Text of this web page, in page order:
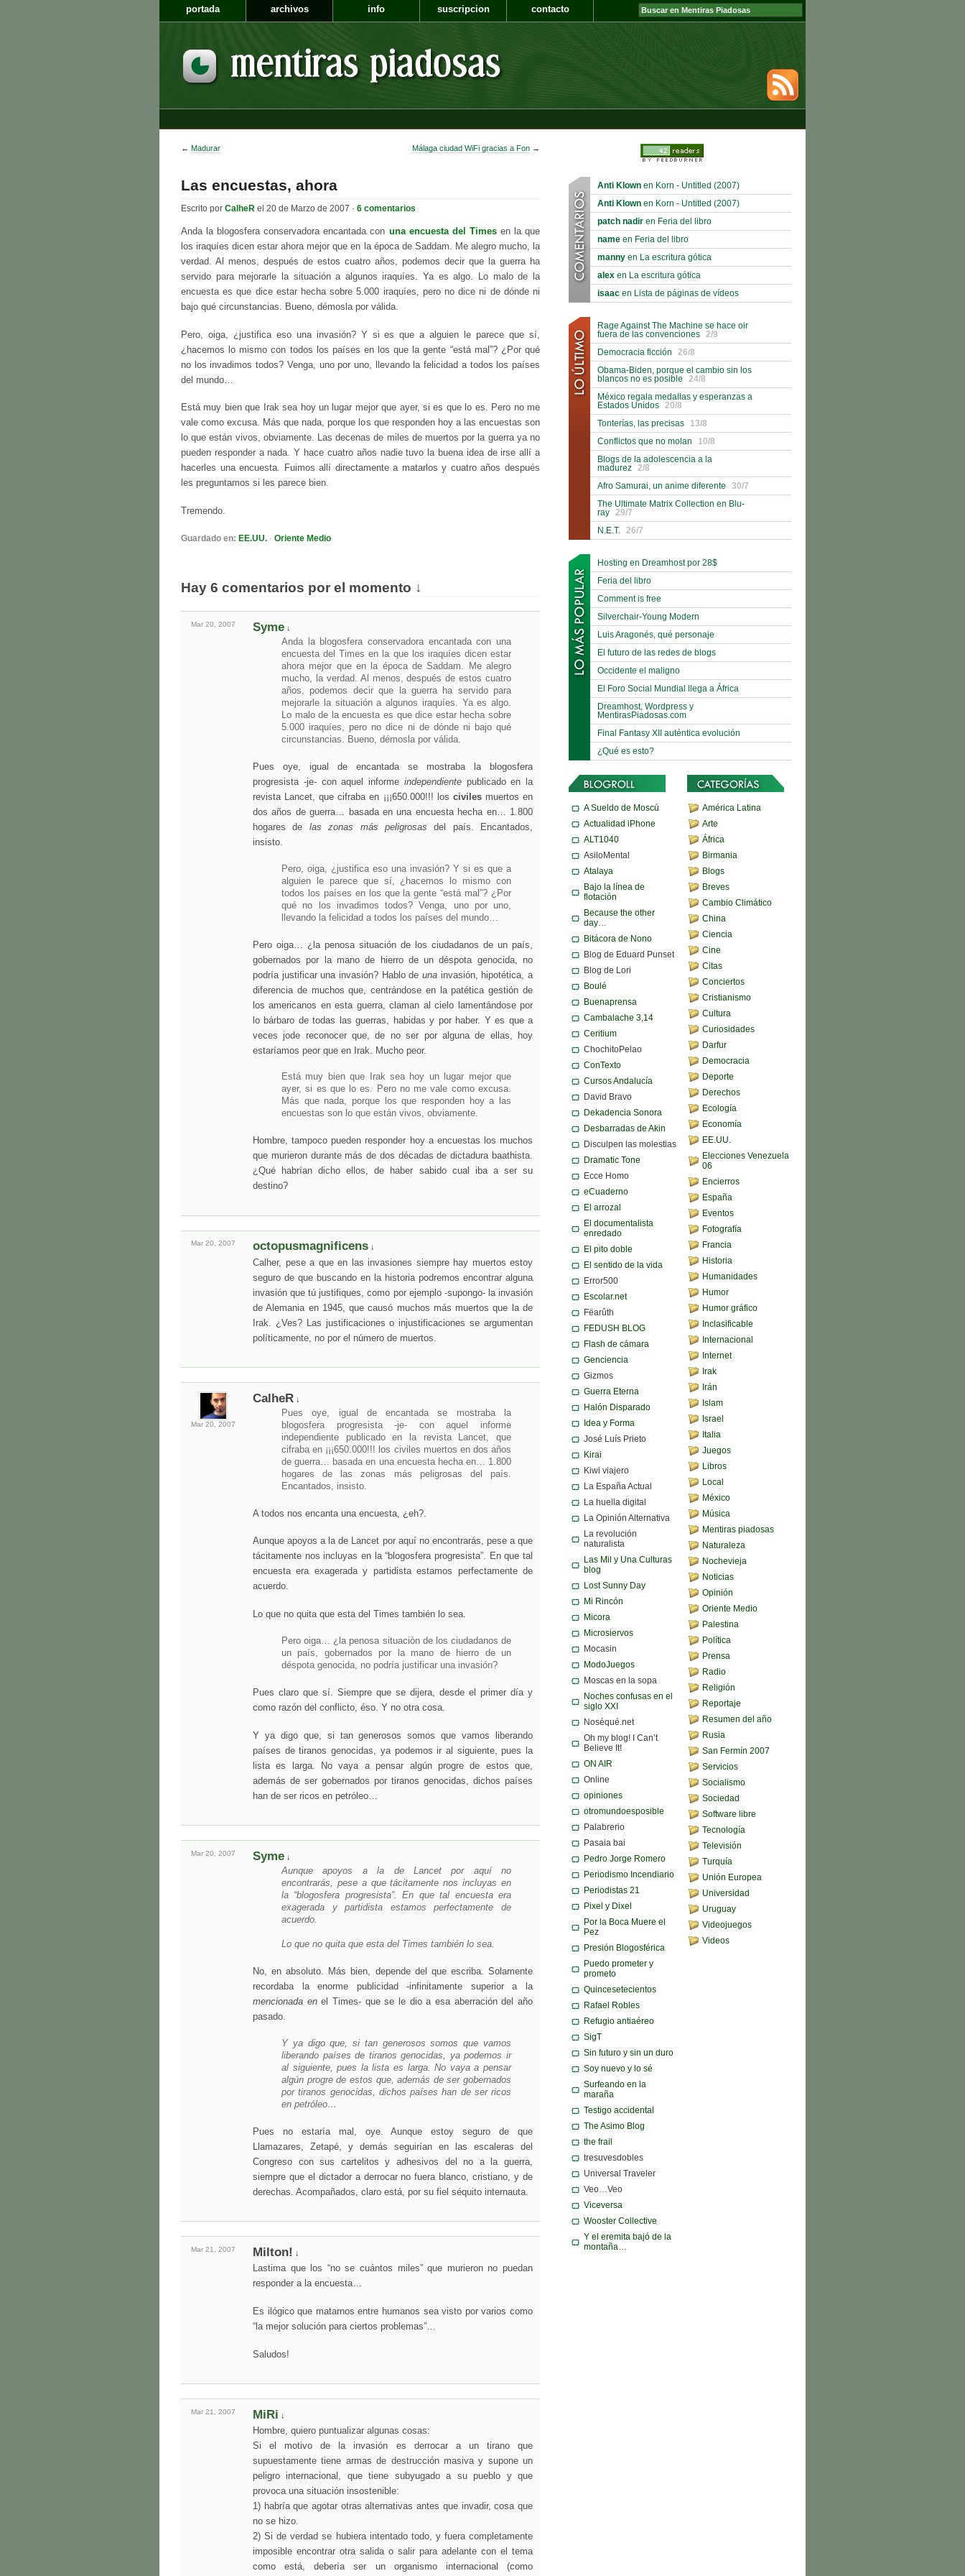
portada archivos info suscripcion contacto
← Madurar Málaga ciudad WiFi gracias a Fon →
Las encuestas, ahora
Escrito por CalheR el 20 de Marzo de 2007 · 6 comentarios
Anda la blogosfera conservadora encantada con una encuesta del Timesen la que
los iraquíes dicen estar ahora mejor que en la época de Saddam. Me alegro mucho, la
verdad. Al menos, después de estos cuatro años, podemos decir que la guerra ha
servido para mejorarle la situación a algunos iraquíes. Ya es algo. Lo malo de la
encuesta es que dice estar hecha sobre 5.000 iraquíes, pero no dice ni de dónde ni
bajo qué circunstancias. Bueno, démosla por válida.
Pero, oiga, ¿justifica eso una invasión? Y si es que a alguien le parece que sí,
¿hacemos lo mismo con todos los países en los que la gente “está mal”? ¿Por qué
no los invadimos todos? Venga, uno por uno, llevando la felicidad a todos los países
del mundo…
Está muy bien que Irak sea hoy un lugar mejor que ayer, si es que lo es. Pero no me
vale como excusa. Más que nada, porque los que responden hoy a las encuestas son
lo que están vivos, obviamente. Las decenas de miles de muertos por la guerra ya no
pueden responder a nada. Y hace cuatro años nadie tuvo la buena idea de irse allí a
hacerles una encuesta. Fuimos allí directamente a matarlos y cuatro años después
les preguntamos si les parece bien.
Tremendo.
Guardado en: EE.UU. · Oriente Medio
Hay 6 comentarios por el momento ↓
Mar 20, 2007 Syme ↓
Anda la blogosfera conservadora encantada con una
encuesta del Times en la que los iraquíes dicen estar
ahora mejor que en la época de Saddam. Me alegro
mucho, la verdad. Al menos, después de estos cuatro
años, podemos decir que la guerra ha servido para
mejorarle la situación a algunos iraquíes. Ya es algo.
Lo malo de la encuesta es que dice estar hecha sobre
5.000 iraquíes, pero no dice ni de dónde ni bajo qué
circunstancias. Bueno, démosla por válida.
Pues oye, igual de encantada se mostraba la blogosfera
progresista -je- con aquel informe independientepublicado en la
revista Lancet, que cifraba en ¡¡¡650.000!!! los civilesmuertos en
dos años de guerra… basada en una encuesta hecha en… 1.800
hogares de las zonas más peligrosas del país. Encantados,
insisto.
Pero, oiga, ¿justifica eso una invasión? Y si es que a
alguien le parece que sí, ¿hacemos lo mismo con
todos los países en los que la gente “está mal”? ¿Por
qué no los invadimos todos? Venga, uno por uno,
llevando la felicidad a todos los países del mundo…
Pero oiga… ¿la penosa situación de los ciudadanos de un país,
gobernados por la mano de hierro de un déspota genocida, no
podría justificar una invasión? Hablo de una invasión, hipotética, a
diferencia de muchos que, centrándose en la patética gestión de
los americanos en esta guerra, claman al cielo lamentándose por
lo bárbaro de todas las guerras, habidas y por haber. Y es que a
veces jode reconocer que, de no ser por alguna de ellas, hoy
estaríamos peor que en Irak. Mucho peor.
Está muy bien que Irak sea hoy un lugar mejor que
ayer, si es que lo es. Pero no me vale como excusa.
Más que nada, porque los que responden hoy a las
encuestas son lo que están vivos, obviamente.
Hombre, tampoco pueden responder hoy a encuestas los muchos
que murieron durante más de dos décadas de dictadura baathista.
¿Qué habrían dicho ellos, de haber sabido cual iba a ser su
destino?
Mar 20, 2007 octopusmagnificens ↓
Calher, pese a que en las invasiones siempre hay muertos estoy
seguro de que buscando en la historia podremos encontrar alguna
invasión que tú justifiques, como por ejemplo -supongo- la invasión
de Alemania en 1945, que causó muchos más muertos que la de
Irak. ¿Ves? Las justificaciones o injustificaciones se argumentan
políticamente, no por el número de muertos.
Mar 20, 2007
CalheR ↓
Pues oye, igual de encantada se mostraba la
blogosfera progresista -je- con aquel informe
independiente publicado en la revista Lancet, que
cifraba en ¡¡¡650.000!!! los civiles muertos en dos años
de guerra… basada en una encuesta hecha en… 1.800
hogares de las zonas más peligrosas del país.
Encantados, insisto.
A todos nos encanta una encuesta, ¿eh?.
Aunque apoyos a la de Lancet por aquí no encontrarás, pese a que
tácitamente nos incluyas en la “blogosfera progresista”. En que tal
encuesta era exagerada y partidista estamos perfectamente de
acuerdo.
Lo que no quita que esta del Times también lo sea.
Pero oiga… ¿la penosa situación de los ciudadanos de
un país, gobernados por la mano de hierro de un
déspota genocida, no podría justificar una invasión?
Pues claro que sí. Siempre que se dijera, desde el primer día y
como razón del conflicto, éso. Y no otra cosa.
Y ya digo que, si tan generosos somos que vamos liberando
países de tiranos genocidas, ya podemos ir al siguiente, pues la
lista es larga. No vaya a pensar algún progre de estos que,
además de ser gobernados por tiranos genocidas, dichos países
han de ser ricos en petróleo…
Mar 20, 2007 Syme ↓
Aunque apoyos a la de Lancet por aquí no
encontrarás, pese a que tácitamente nos incluyas en
la “blogosfera progresista”. En que tal encuesta era
exagerada y partidista estamos perfectamente de
acuerdo.
Lo que no quita que esta del Times también lo sea.
No, en absoluto. Más bien, depende del que escriba. Solamente
recordaba la enorme publicidad -infinitamente superior a la
mencionada enel Times- que se le dio a esa aberración del año
pasado.
Y ya digo que, si tan generosos somos que vamos
liberando países de tiranos genocidas, ya podemos ir
al siguiente, pues la lista es larga. No vaya a pensar
algún progre de estos que, además de ser gobernados
por tiranos genocidas, dichos países han de ser ricos
en petróleo…
Pues no estaría mal, oye. Aunque estoy seguro de que
Llamazares, Zetapé, y demás seguirían en las escaleras del
Congreso con sus cartelitos y adhesivos del no a la guerra,
siempre que el dictador a derrocar no fuera blanco, cristiano, y de
derechas. Acompañados, claro está, por su fiel séquito internauta.
Mar 21, 2007 Milton! ↓
Lastima que los “no se cuántos miles” que murieron no puedan
responder a la encuesta…
Es ilógico que matarnos entre humanos sea visto por varios como
“la mejor solución para ciertos problemas”…
Saludos!
Mar 21, 2007 MiRi ↓
Hombre, quiero puntualizar algunas cosas:
Si el motivo de la invasión es derrocar a un tirano que
supuestamente tiene armas de destrucción masiva y supone un
peligro internacional, que tiene subyugado a su pueblo y que
provoca una situación insostenible:
1) habría que agotar otras alternativas antes que invadir, cosa que
no se hizo.
2) Si de verdad se hubiera intentado todo, y fuera completamente
imposible encontrar otra salida o salir para adelante con el tema
como está, debería ser un organismo internacional (como
Anti Klown en Korn - Untitled (2007)
Anti Klown en Korn - Untitled (2007)
patch nadir en Feria del libro
name en Feria del libro
manny en La escritura gótica
alex en La escritura gótica
isaac en Lista de páginas de vídeos
Rage Against The Machine se hace oir
fuera de las convenciones
2/9
Democracia ficción
26/8
Obama-Biden, porque el cambio sin los
blancos no es posible
24/8
México regala medallas y esperanzas a
Estados Unidos
20/8
Tonterías, las precisas
13/8
Conflictos que no molan
10/8
Blogs de la adolescencia a la
madurez
2/8
Afro Samurai, un anime diferente
30/7
The Ultimate Matrix Collection en Blu-
ray
29/7
N.E.T.
26/7
Hosting en Dreamhost por 28$
Feria del libro
Comment is free
Silverchair-Young Modern
Luis Aragonés, qué personaje
El futuro de las redes de blogs
Occidente el maligno
El Foro Social Mundial llega a África
Dreamhost, Wordpress y
MentirasPiadosas.com
Final Fantasy XII auténtica evolución
¿Qué es esto?
A Sueldo de Moscú
Actualidad iPhone
ALT1040
AsiloMental
Atalaya
Bajo la línea de
flotación
Because the other
day…
Bitácora de Nono
Blog de Eduard Punset
Blog de Lori
Boulé
Buenaprensa
Cambalache 3,14
Ceritium
ChochitoPelao
ConTexto
Cursos Andalucía
David Bravo
Dekadencia Sonora
Desbarradas de Akin
Disculpen las molestias
Dramatic Tone
Ecce Homo
eCuaderno
El arrozal
El documentalista
enredado
El pito doble
El sentido de la vida
Error500
Escolar.net
Fëarûth
FEDUSH BLOG
Flash de cámara
Genciencia
Gizmos
Guerra Eterna
Halón Disparado
Idea y Forma
José Luís Prieto
Kirai
Kiwi viajero
La España Actual
La huella digital
La Opinión Alternativa
La revolución
naturalista
Las Mil y Una Culturas
blog
Lost Sunny Day
Mi Rincón
Micora
Microsiervos
Mocasin
ModoJuegos
Moscas en la sopa
Noches confusas en el
siglo XXI
Noséqué.net
Oh my blog! I Can’t
Believe It!
ON AIR
Online
opiniones
otromundoesposible
Palabrerio
Pasaia bai
Pedro Jorge Romero
Periodismo Incendiario
Periodistas 21
Pixel y Dixel
Por la Boca Muere el
Pez
Presión Blogosférica
Puedo prometer y
prometo
Quincesetecientos
Rafael Robles
Refugio antiaéreo
SigT
Sin futuro y sin un duro
Soy nuevo y lo sé
Surfeando en la
maraña
Testigo accidental
The Asimo Blog
the frail
tresuvesdobles
Universal Traveler
Veo…Veo
Viceversa
Wooster Collective
Y el eremita bajó de la
montaña…
América Latina
Arte
África
Birmania
Blogs
Breves
Cambio Climático
China
Ciencia
Cine
Citas
Conciertos
Cristianismo
Cultura
Curiosidades
Darfur
Democracia
Deporte
Derechos
Ecología
Economía
EE.UU.
Elecciones Venezuela
06
Encierros
España
Eventos
Fotografía
Francia
Historia
Humanidades
Humor
Humor gráfico
Inclasificable
Internacional
Internet
Irak
Irán
Islam
Israel
Italia
Juegos
Libros
Local
México
Música
Mentiras piadosas
Naturaleza
Nochevieja
Noticias
Opinión
Oriente Medio
Palestina
Política
Prensa
Radio
Religión
Reportaje
Resumen del año
Rusia
San Fermín 2007
Servicios
Socialismo
Sociedad
Software libre
Tecnología
Televisión
Turquía
Unión Europea
Universidad
Uruguay
Videojuegos
Videos